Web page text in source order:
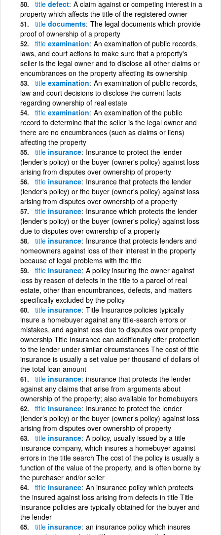
title defect A claim against or competing interest in a
property which affects the title of the registered owner
title documents The legal documents which provide
proof of ownership of a property
title examination An examination of public records,
laws, and court actions to make sure that a property's
seller is the legal owner and to disclose all other claims or
encumbrances on the property affecting its ownership
title examination An examination of public records,
law and court decisions to disclose the current facts
regarding ownership of real estate
title examination An examination of the public
record to determine that the seller is the legal owner and
there are no encumbrances (such as claims or liens)
affecting the property
title insurance Insurance to protect the lender
(lender's policy) or the buyer (owner's policy) against loss
arising from disputes over ownership of property
title insurance Insurance that protects the lender
(lender's policy) or the buyer (owner's policy) against loss
arising from disputes over ownership of a property
title insurance Insurance which protects the lender
(lender's policy) or the buyer (owner's policy) against loss
due to disputes over ownership of a property
title insurance Insurance that protects lenders and
homeowners against loss of their interest in the property
because of legal problems with the title
title insurance A policy insuring the owner against
loss by reason of defects in the title to a parcel of real
estate, other than encumbrances, defects, and matters
specifically excluded by the policy
title insurance Title Insurance policies typically
insure a homebuyer against any title-search errors or
mistakes, and against loss due to disputes over property
ownership Title Insurance can additionally offer protection
to the lender under similar circumstances The cost of title
insurance is usually a set value per thousand of dollars of
the total loan amount
title insurance insurance that protects the lender
against any claims that arise from arguments about
ownership of the property; also available for homebuyers
title insurance Insurance to protect the lender
(lender’s policy) or the buyer (owner’s policy) against loss
arising from disputes over ownership of property
title insurance A policy, usually issued by a title
insurance company, which insures a homebuyer against
errors in the title search The cost of the policy is usually a
function of the value of the property, and is often borne by
the purchaser and/or seller
title insurance An insurance policy which protects
the insured against loss arising from defects in title Title
insurance policies are typically obtained for the buyer and
the lender
title insurance an insurance policy which insures